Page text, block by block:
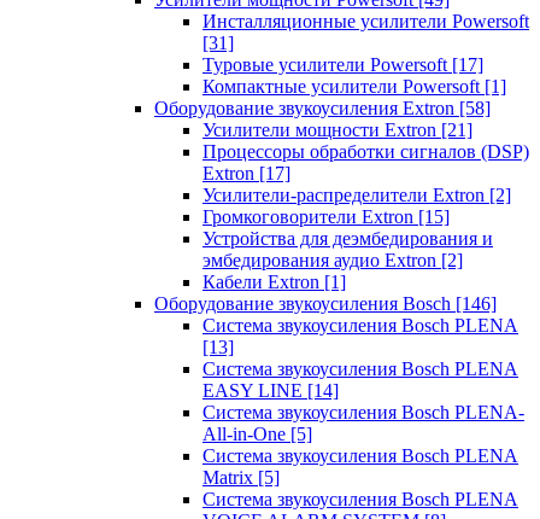
Инсталляционные усилители Powersoft
[31]
Туровые усилители Powersoft [17]
Компактные усилители Powersoft [1]
Оборудование звукоусиления Extron [58]
Усилители мощности Extron [21]
Процессоры обработки сигналов (DSP)
Extron [17]
Усилители-распределители Extron [2]
Громкоговорители Extron [15]
Устройства для деэмбедирования и
эмбедирования аудио Extron [2]
Кабели Extron [1]
Оборудование звукоусиления Bosch [146]
Система звукоусиления Bosch PLENA
[13]
Система звукоусиления Bosch PLENA
EASY LINE [14]
Система звукоусиления Bosch PLENA-
All-in-One [5]
Система звукоусиления Bosch PLENA
Matrix [5]
Система звукоусиления Bosch PLENA